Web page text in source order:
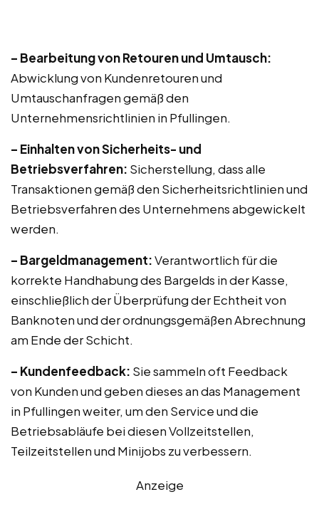
– Bearbeitung von Retouren und Umtausch:
Abwicklung von Kundenretouren und
Umtauschanfragen gemäß den
Unternehmensrichtlinien in Pfullingen.
– Einhalten von Sicherheits- und
Betriebsverfahren: Sicherstellung, dass alle
Transaktionen gemäß den Sicherheitsrichtlinien und
Betriebsverfahren des Unternehmens abgewickelt
werden.
– Bargeldmanagement:Verantwortlich für die
korrekte Handhabung des Bargelds in der Kasse,
einschließlich der Überprüfung der Echtheit von
Banknoten und der ordnungsgemäßen Abrechnung
am Ende der Schicht.
– Kundenfeedback: Sie sammeln oft Feedback
von Kunden und geben dieses an das Management
in Pfullingen weiter, um den Service und die
Betriebsabläufe bei diesen Vollzeitstellen,
Teilzeitstellen und Minijobs zu verbessern.
Anzeige